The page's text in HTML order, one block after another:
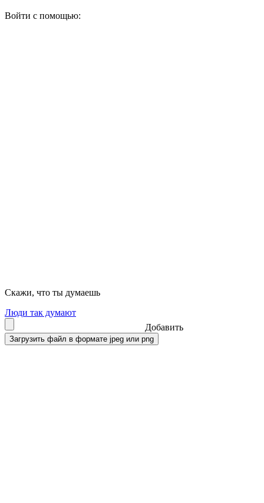
Войти с помощью:
Скажи, что ты думаешь
Люди так думают
Добавить